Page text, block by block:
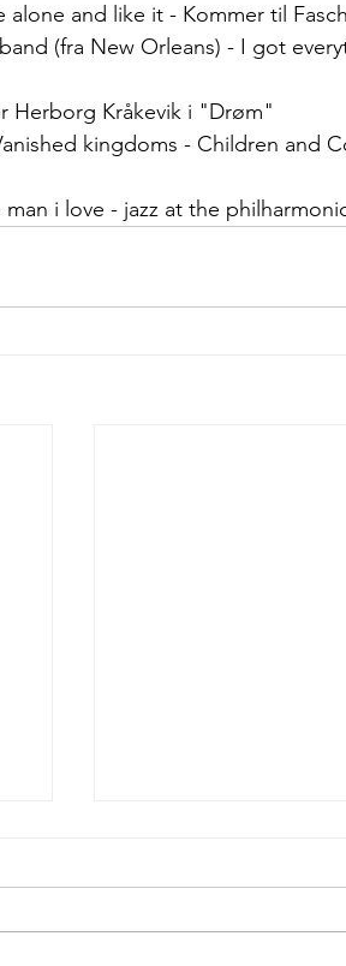
alone and like it - Kommer til
(fra New Orleans) - I got
Herborg Kråkevik i "Drøm"
kingdoms - Children and
man i love - jazz at the